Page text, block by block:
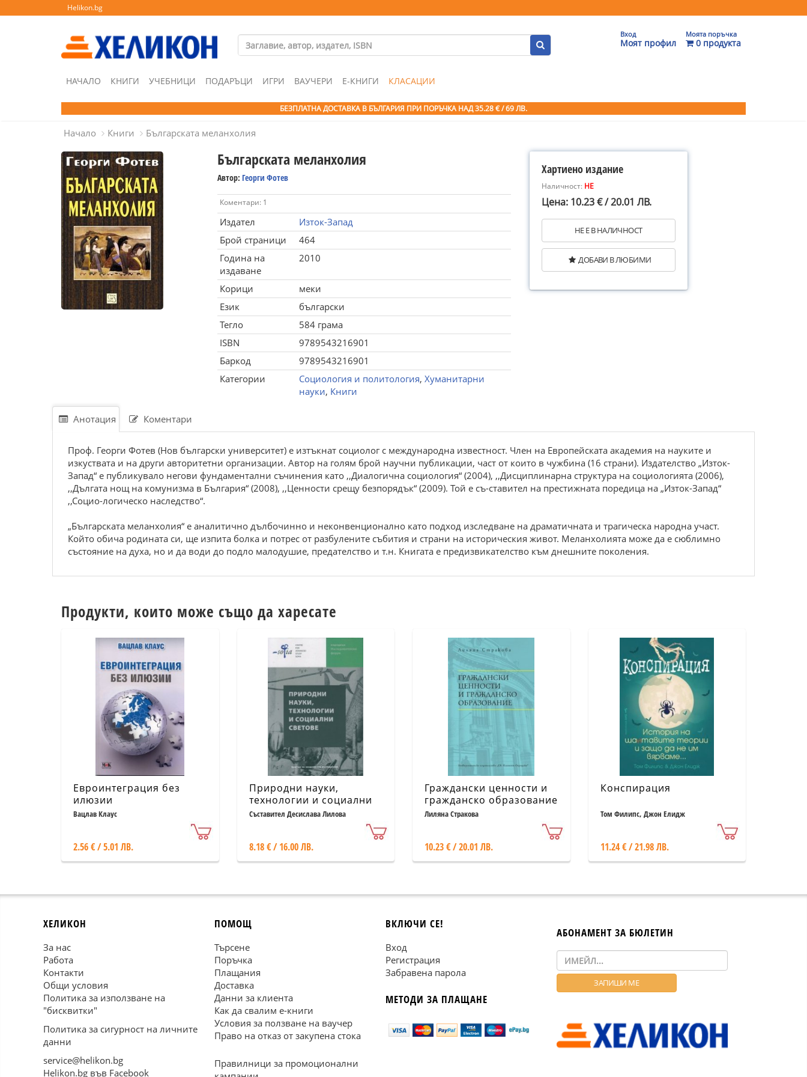
Helikon.bg
Вход
Моят профил
Моята поръчка
0 продукта
НАЧАЛО КНИГИ УЧЕБНИЦИ ПОДАРЪЦИ ИГРИ ВАУЧЕРИ Е-КНИГИ КЛАСАЦИИ
БЕЗПЛАТНА ДОСТАВКА В БЪЛГАРИЯ ПРИ ПОРЪЧКА НАД 35.28 € / 69 ЛВ.
Начало Книги Българската меланхолия
Българската меланхолия
Автор: Георги Фотев
Коментари: 1
Издател
Изток-Запад
Брой страници
464
Година на
издаване
2010
Корици
меки
Език
български
Тегло
584 грама
ISBN
9789543216901
Баркод
9789543216901
Категории
Социология и политология, Хуманитарни
науки, Книги
Хартиено издание
Наличност: НЕ
Цена: 10.23 € / 20.01 ЛВ.
НЕ Е В НАЛИЧНОСТ
ДОБАВИ В ЛЮБИМИ
Анотация Коментари
Проф. Георги Фотев (Нов български университет) е изтъкнат социолог с международна известност. Член на Европейската академия на науките и
изкуствата и на други авторитетни организации. Автор на голям брой научни публикации, част от които в чужбина (16 страни). Издателство „Изток-
Запад“ е публикувало негови фундаментални съчинения като ,,Диалогична социология“ (2004), ,,Дисциплинарна структура на социологията (2006),
,,Дългата нощ на комунизма в България“ (2008), ,,Ценности срещу безпорядък“ (2009). Той е съ-­ставител на престижната поредица на „Изток-Запад“
,,Социо-логическо наследство“.
„Българската меланхолия“ е аналитично дълбочинно и неконвенционално като подход изследване на драматичната и трагическа народна участ.
Който обича родината си, ще изпита болка и потрес от разбулените събития и страни на историческия живот. Меланхолията може да е сюблимно
състояние на духа, но и да води до подло малодушие, предателство и т.н. Книгата е предизвикателство към днешните поколения.
Продукти, които може също да харесате
Евроинтеграция без
илюзии
Вацлав Клаус
2.56 € / 5.01 ЛВ.
Природни науки,
технологии и социални
светове. Сборник статии
Съставител Десислава Лилова
8.18 € / 16.00 ЛВ.
Граждански ценности и
гражданско образование
Лиляна Стракова
10.23 € / 20.01 ЛВ.
Конспирация
Том Филипс, Джон Елидж
11.24 € / 21.98 ЛВ.
ХЕЛИКОН
За нас
Работа
Контакти
Общи условия
Политика за използване на
"бисквитки"
Политика за сигурност на личните
данни
service@helikon.bg
Helikon.bg във Facebook
ПОМОЩ
Търсене
Поръчка
Плащания
Доставка
Данни за клиента
Как да свалим е-книги
Условия за ползване на ваучер
Право на отказ от закупена стока
Правилници за промоционални
ВКЛЮЧИ СЕ!
Вход
Регистрация
Забравена парола
МЕТОДИ ЗА ПЛАЩАНЕ
АБОНАМЕНТ ЗА БЮЛЕТИН